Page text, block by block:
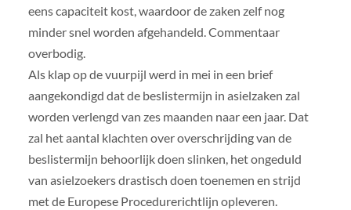
eens capaciteit kost, waardoor de zaken zelf nog
minder snel worden afgehandeld. Commentaar
overbodig.
Als klap op de vuurpijl werd in mei in een brief
aangekondigd dat de beslistermijn in asielzaken zal
worden verlengd van zes maanden naar een jaar. Dat
zal het aantal klachten over overschrijding van de
beslistermijn behoorlijk doen slinken, het ongeduld
van asielzoekers drastisch doen toenemen en strijd
met de Europese Procedurerichtlijn opleveren.